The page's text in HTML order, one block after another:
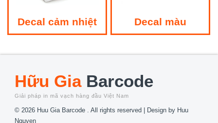
Decal cảm nhiệt Decal màu
Hữu Gia Barcode
Giải pháp in mã vạch hàng đầu Việt Nam
© 2026 Huu Gia Barcode . All rights reserved | Design by Huu
Nguyen